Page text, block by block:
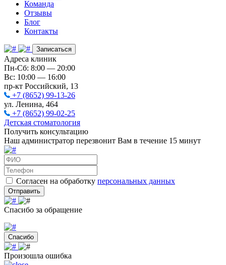
Команда
Отзывы
Блог
Контакты
Записаться
Адреса клиник
Пн-Сб: 8:00 — 20:00
Вс: 10:00 — 16:00
пр-кт Российский, 13
+7 (8652) 99-13-26
ул. Ленина, 464
+7 (8652) 99-02-25
Детская стоматология
Получить консультацию
Наш администратор перезвонит Вам в течение 15 минут
Согласен на обработку персональных данных
Отправить
Спасибо за обращение
Спасибо
Произошла ошибка